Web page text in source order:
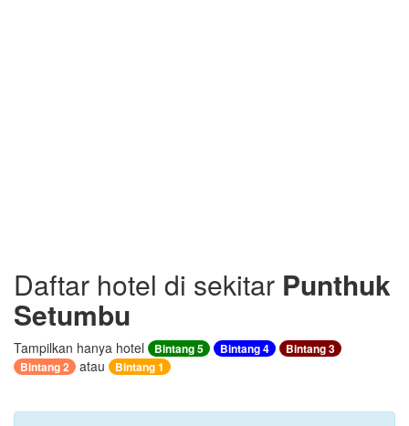
Daftar hotel di sekitar Punthuk
Setumbu
Tampilkan hanya hotel Bintang 5 Bintang 4
Bintang 3
Bintang 2
atau Bintang 1